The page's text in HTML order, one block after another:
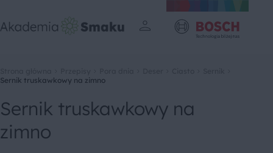
Sernik truskawkowy na zimno
Sernik truskawkowy na
zimno